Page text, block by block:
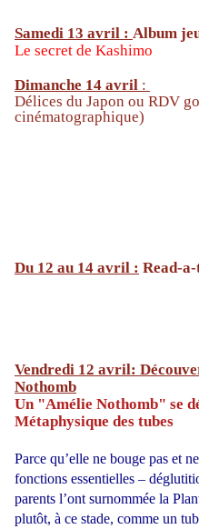
Samedi 13 avril : Album
Le secret de Kashimo
Dimanche 14 avril :
Délices du Japon ou RDV
cinématographique)
Du 12 au 14 avril : Read-
Vendredi 12 avril:
Nothomb
Un "Amélie Nothomb" se
Métaphysique des tubes
Parce qu’elle ne bouge pas et
fonctions essentielles –
parents l’ont surnommée la
plutôt, à ce stade, comme un